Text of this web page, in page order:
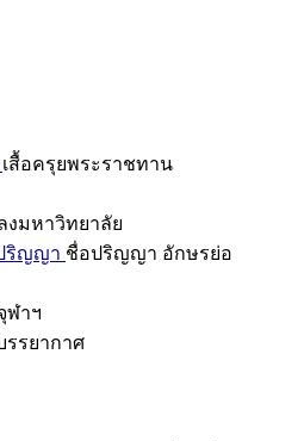
เสื้อครุยพระราชทาน
งมหาวิทยาลัย
ริญญา ชื่อปริญญา อักษรย่อ
ฬาฯ
รรยากาศ